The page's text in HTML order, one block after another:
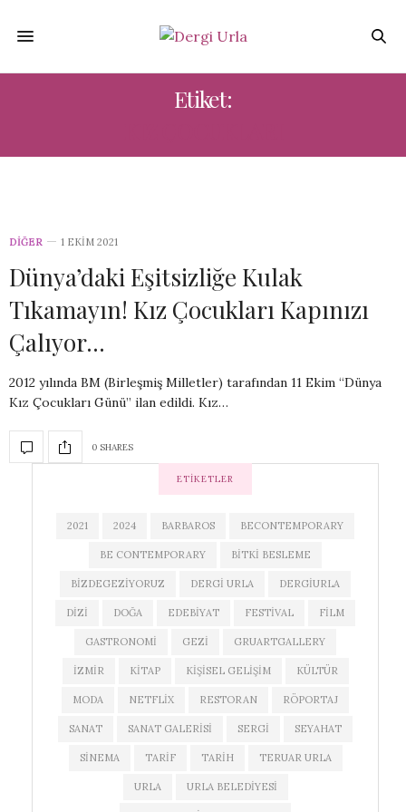
Etiket:
DIĞER 1 EKIM 2021
Dünya’daki Eşitsizliğe Kulak
Tıkamayın! Kız Çocukları Kapınızı
Çalıyor…
2012 yılında BM (Birleşmiş Milletler) tarafından 11 Ekim “Dünya
Kız Çocukları Günü” ilan edildi. Kız…
0 SHARES
ETIKETLER
2021 2024 BARBAROS BECONTEMPORARY
BE CONTEMPORARY BITKI BESLEME
BIZDEGEZIYORUZ DERGI URLA DERGIURLA
DIZI DOĞA EDEBIYAT FESTIVAL FILM
GASTRONOMI GEZI GRUARTGALLERY
IZMIR KITAP KIŞISEL GELIŞIM KÜLTÜR
MODA NETFLIX RESTORAN RÖPORTAJ
SANAT SANAT GALERISI SERGI SEYAHAT
SINEMA TARIF TARIH TERUAR URLA
URLA URLA BELEDIYESI